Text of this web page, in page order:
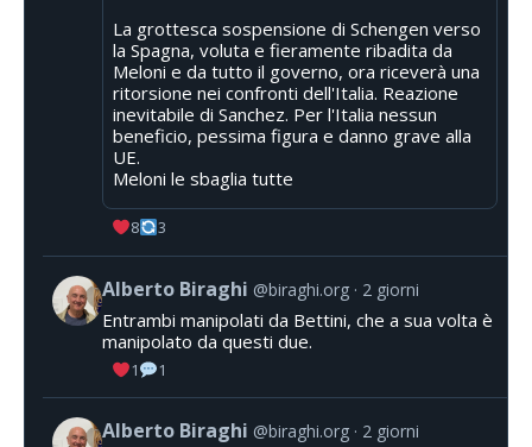
La grottesca sospensione di Schengen verso
la Spagna, voluta e fieramente ribadita da
Meloni e da tutto il governo, ora riceverà una
ritorsione nei confronti dell'Italia. Reazione
inevitabile di Sanchez. Per l'Italia nessun
beneficio, pessima figura e danno grave alla
UE.
Meloni le sbaglia tutte
8 3
Alberto Biraghi @biraghi.org 2 giorni
Entrambi manipolati da Bettini, che a sua volta è
manipolato da questi due.
1 1
Alberto Biraghi @biraghi.org 2 giorni